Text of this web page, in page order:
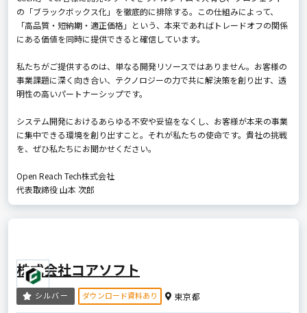
の「ブラックボックス化」を徹底的に排除する。この仕組みによって、
「高品質・短納期・適正価格」という、本来であればトレードオフの関係
にある価値を同時に提供できると確信しています。
私たちがご提供するのは、単なる開発リソースではありません。お客様の
事業課題に深く向き合い、テクノロジーの力で共に解決策を創り出す、透
明性の高いパートナーシップです。
システム開発におけるあらゆる不安や妥協をなくし、お客様が本来の事業
に集中できる環境を創り出すこと。それが私たちの使命です。貴社の挑戦
を、ぜひ私たちにお聞かせください。
Open Reach Tech株式会社
代表取締役 山本 次郎
株式会社コアソフト
シルバー ダウンロード資料あり 東京都